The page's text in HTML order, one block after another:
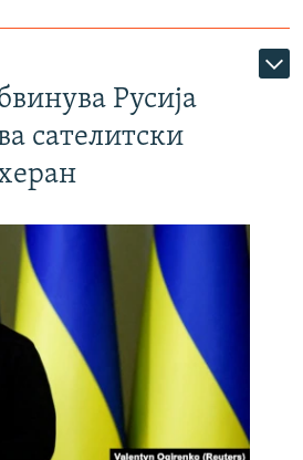
Русија
сателитски